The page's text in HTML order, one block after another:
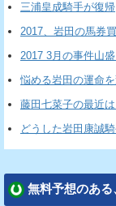
三浦皇成騎手が復帰
2017、岩田の馬券買
2017 3月の事件山
悩める岩田の運命
藤田七菜子の最近は
どうした岩田康誠
無料予想のある